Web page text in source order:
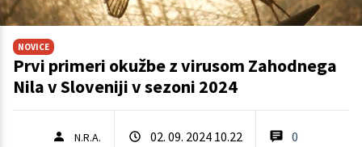
NOVICE
Prvi primeri okužbe z virusom Zahodnega
Nila v Sloveniji v sezoni 2024
N.R.A. 02. 09. 2024 10.22 0